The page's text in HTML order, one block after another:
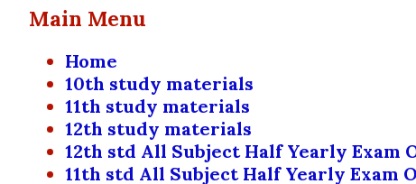
Main Menu
Home
10th study materials
11th study materials
12th study materials
12th std All Subject Half Yearly Exam
11th std All Subject Half Yearly Exam